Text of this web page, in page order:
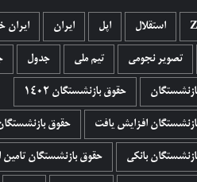
استقلال اپل ایران ایران
تصویر نجومی تیم ملی جدول
حقوق بازنشستگان 1402
افزایش یافت حقوق
بانکی حقوق بازنشستگان تامین